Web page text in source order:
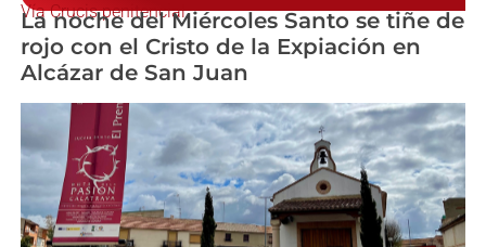
Vía Crucis penitencial
La noche del Miércoles Santo se tiñe de
rojo con el Cristo de la Expiación en
Alcázar de San Juan